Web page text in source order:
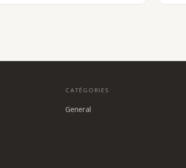
CATÉGORIES
General